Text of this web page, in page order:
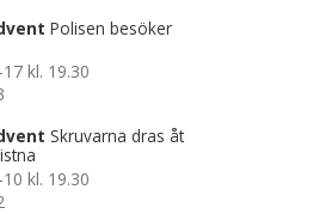
Polisen besöker
kl. 19.30
Skruvarna dras åt
kl. 19.30